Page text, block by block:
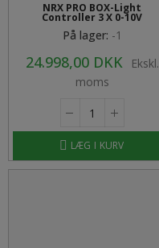
NRX PRO BOX-Light
Controller 3 X 0-10V
På lager: -1
24.998,00 DKK
Ekskl.
moms
LÆG I KURV